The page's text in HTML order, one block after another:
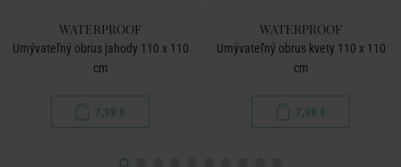
WATERPROOF
Umývateľný obrus jahody 110 x 110
cm
7,99 €
WATERPROOF
Umývateľný obrus kvety 110 x 110
cm
7,99 €